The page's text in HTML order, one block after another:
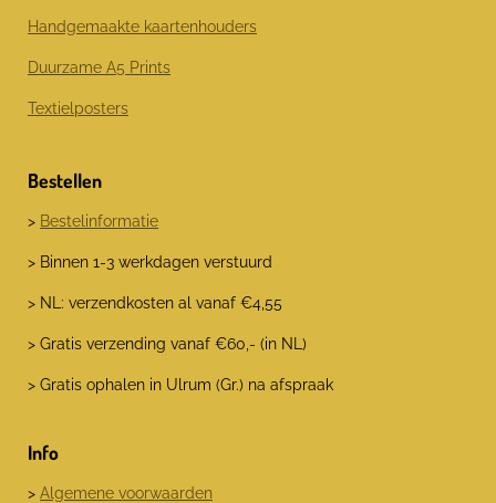
Handgemaakte kaartenhouders
Duurzame A5 Prints
Textielposters
Bestellen
> Bestelinformatie
> Binnen 1-3 werkdagen verstuurd
> NL: verzendkosten al vanaf €4,55
> Gratis verzending vanaf €60,- (in NL)
> Gratis ophalen in Ulrum (Gr.) na afspraak
Info
> Algemene voorwaarden